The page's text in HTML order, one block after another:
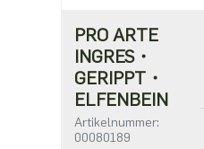
PRO ARTE
INGRES・
GERIPPT・
ELFENBEIN
Artikelnummer:
00080189